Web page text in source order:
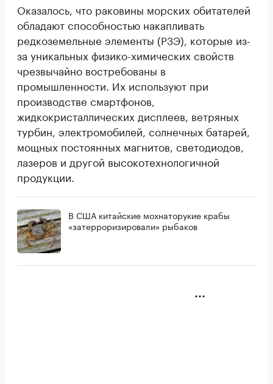
Оказалось, что раковины морских обитателей
обладают способностью накапливать
редкоземельные элементы (РЗЭ), которые из-
за уникальных физико-химических свойств
чрезвычайно востребованы в
промышленности. Их используют при
производстве смартфонов,
жидкокристаллических дисплеев, ветряных
турбин, электромобилей, солнечных батарей,
мощных постоянных магнитов, светодиодов,
лазеров и другой высокотехнологичной
продукции.
В США китайские мохнаторукие крабы
«затерроризировали» рыбаков